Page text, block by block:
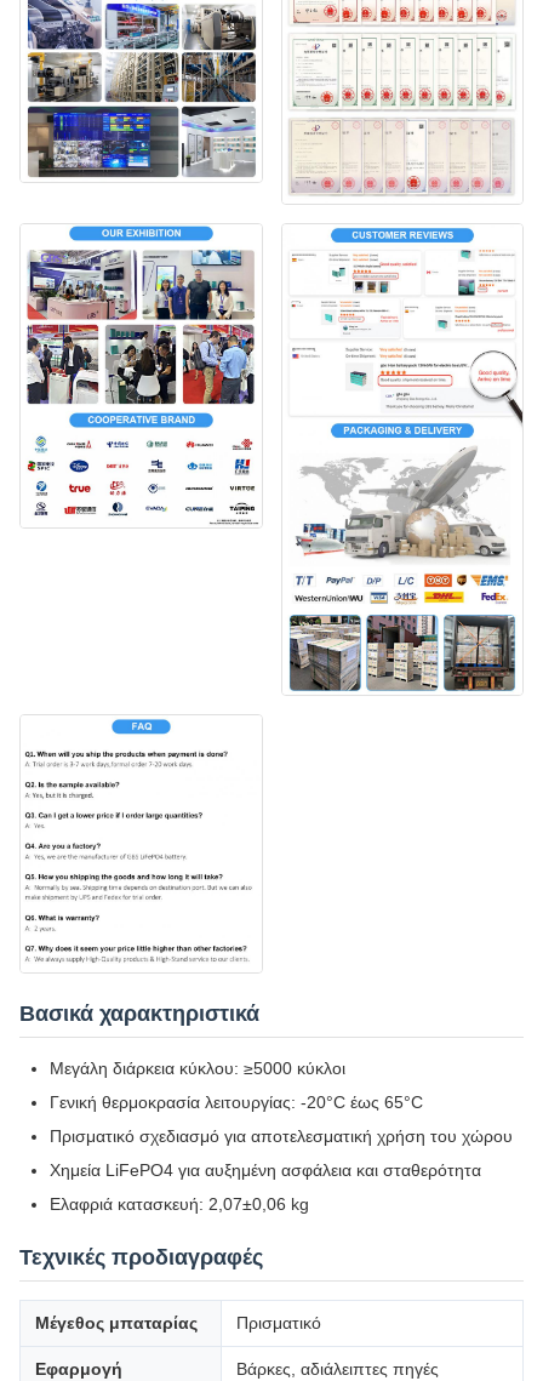
Βασικά χαρακτηριστικά
Μεγάλη διάρκεια κύκλου: ≥5000 κύκλοι
Γενική θερμοκρασία λειτουργίας: -20°C έως 65°C
Πρισματικό σχεδιασμό για αποτελεσματική χρήση του χώρου
Χημεία LiFePO4 για αυξημένη ασφάλεια και σταθερότητα
Ελαφριά κατασκευή: 2,07±0,06 kg
Τεχνικές προδιαγραφές
Μέγεθος μπαταρίας Πρισματικό
Εφαρμογή
Βάρκες, αδιάλειπτες πηγές